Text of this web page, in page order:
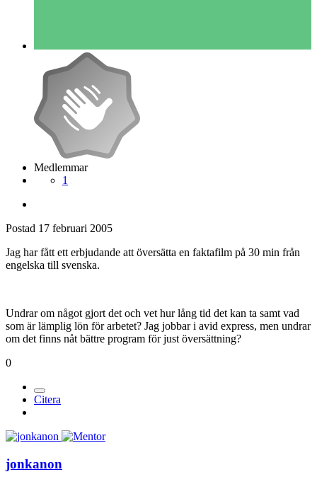
Medlemmar
1
Postad 17 februari 2005
Jag har fått ett erbjudande att översätta en faktafilm på 30 min från
engelska till svenska.
Undrar om något gjort det och vet hur lång tid det kan ta samt vad
som är lämplig lön för arbetet? Jag jobbar i avid express, men undrar
om det finns nåt bättre program för just översättning?
0
Citera
jonkanon